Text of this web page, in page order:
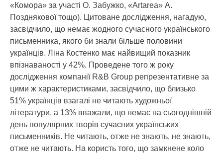
«Комора» за участі О. Забужко, «Artarea» А.
Позднякової тощо). Цитоване дослідження, нагадую,
засвідчило, що немає жодного сучасного українського
письменника, якого би знали більше половини
українців. Ліна Костенко має найвищий показник
впізнаваності у 42%. Проведене того ж року
дослідження компанії R&B Group репрезентативне за
цими ж характеристиками, засвідчило, що близько
51% українців взагалі не читають художньої
літератури, а 13% вважали, що немає на сьогоднішній
день популярних творів сучасних українських
письменників. Не читають, отже не знають, не знають,
отже не читають. На користь того, що замкнене коло